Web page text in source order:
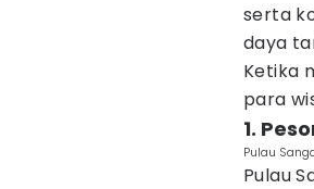
serta
daya
Ketika
para
1.
Pulau
Pulau